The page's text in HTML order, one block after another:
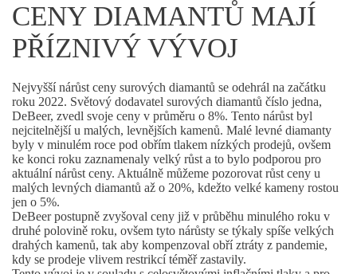
CENY DIAMANTŮ MAJÍ
PŘÍZNIVÝ VÝVOJ
Nejvyšší nárůst ceny surových diamantů se odehrál na začátku
roku 2022. Světový dodavatel surových diamantů číslo jedna,
DeBeer, zvedl svoje ceny v průměru o 8%. Tento nárůst byl
nejcitelnější u malých, levnějších kamenů. Malé levné diamanty
byly v minulém roce pod obřím tlakem nízkých prodejů, ovšem
ke konci roku zaznamenaly velký růst a to bylo podporou pro
aktuální nárůst ceny. Aktuálně můžeme pozorovat růst ceny u
malých levných diamantů až o 20%, kdežto velké kameny rostou
jen o 5%.
DeBeer postupně zvyšoval ceny již v průběhu minulého roku v
druhé polovině roku, ovšem tyto nárůsty se týkaly spíše velkých
drahých kamenů, tak aby kompenzoval obří ztráty z pandemie,
kdy se prodeje vlivem restrikcí téměř zastavily.